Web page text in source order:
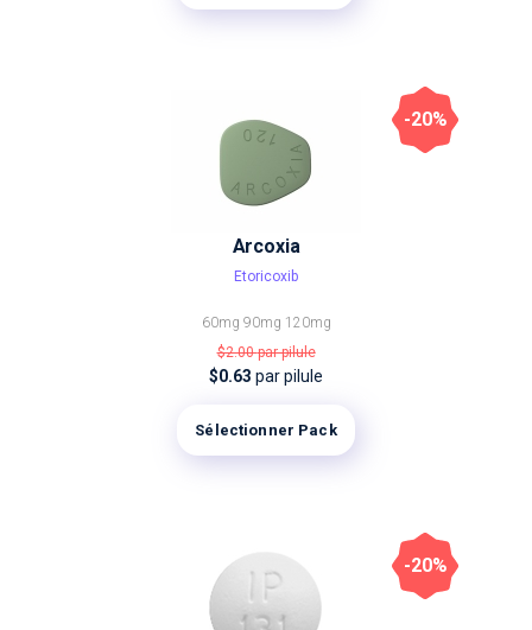
Arcoxia
Etoricoxib
60mg 90mg 120mg
$2.00par pilule
$0.63 par pilule
Sélectionner Pack
-20%
-20%